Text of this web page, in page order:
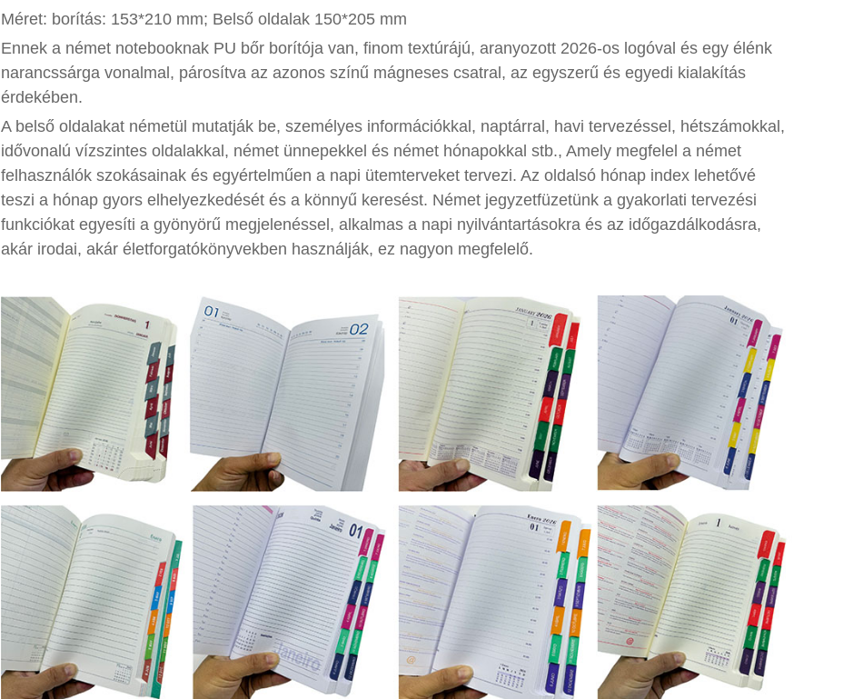
Méret: borítás: 153*210 mm; Belső oldalak 150*205 mm
Ennek a német notebooknak PU bőr borítója van, finom textúrájú, aranyozott 2026-os logóval és egy élénk
narancssárga vonalmal, párosítva az azonos színű mágneses csatral, az egyszerű és egyedi kialakítás
érdekében.
A belső oldalakat németül mutatják be, személyes információkkal, naptárral, havi tervezéssel, hétszámokkal,
idővonalú vízszintes oldalakkal, német ünnepekkel és német hónapokkal stb., Amely megfelel a német
felhasználók szokásainak és egyértelműen a napi ütemterveket tervezi. Az oldalsó hónap index lehetővé
teszi a hónap gyors elhelyezkedését és a könnyű keresést. Német jegyzetfüzetünk a gyakorlati tervezési
funkciókat egyesíti a gyönyörű megjelenéssel, alkalmas a napi nyilvántartásokra és az időgazdálkodásra,
akár irodai, akár életforgatókönyvekben használják, ez nagyon megfelelő.